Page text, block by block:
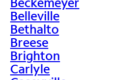
Belleville
Bethalto
Breese
Brighton
Carlyle